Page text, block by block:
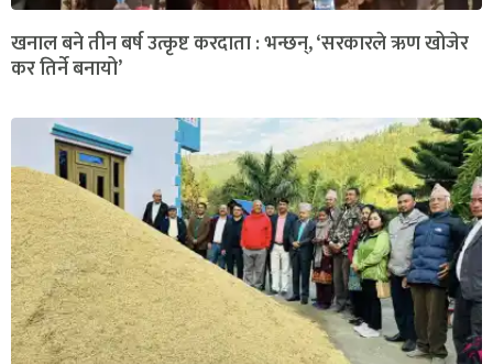
खनाल बने तीन बर्ष उत्कृष्ट करदाता : भन्छन्, ‘सरकारले ऋण खोजेर
कर तिर्ने बनायो’